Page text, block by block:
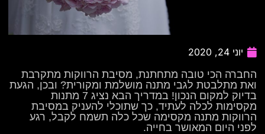
יוני 24, 2020
החברה הכי טובה מתחתנת, מסיבת הרווקות מתקרבת
ואת מתלבטת לגבי מתנה מושלמת ומקורית? ובכן, הגעת
בדיוק למקום הנכון! במדריך הבא נציג 7 מתנות
מקסימות לכלה לעתיד, כך שתוכלי להעניק במסיבת
הרווקות מתנה מקסימה שכל כלה תשמח לקבל, רגע
לפני היום המאושר בחייה.